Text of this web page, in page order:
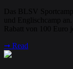
Das BLSV
und Englischcamp
Rabatt von 100 Euro
➞ Read